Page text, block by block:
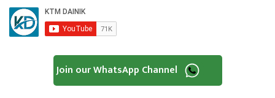
Join our WhatsApp Channel